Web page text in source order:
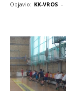
Objavio: KK-VROS -